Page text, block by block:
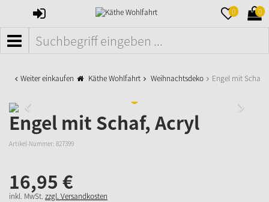
ANMELDEN 0 0
MENÜ
Weiter einkaufen Käthe Wohlfahrt Weihnachtsdeko Engel mit Schaf,
Engel mit Schaf, Acryl
Artikel-Nummer: 827399
16,95 €
inkl. MwSt. zzgl. Versandkosten